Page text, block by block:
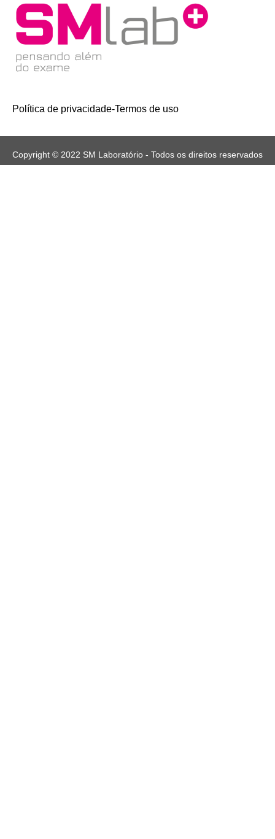
Política de privacidade-Termos de uso
Copyright © 2022 SM Laboratório - Todos os direitos reservados